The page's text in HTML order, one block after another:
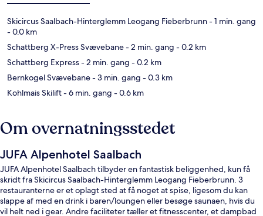
Skicircus Saalbach-Hinterglemm Leogang Fieberbrunn- 1 min. gang
- 0.0 km
Schattberg X-Press Svævebane- 2 min. gang - 0.2 km
Schattberg Express- 2 min. gang - 0.2 km
Bernkogel Svævebane- 3 min. gang - 0.3 km
Kohlmais Skilift- 6 min. gang - 0.6 km
Om overnatningsstedet
JUFA Alpenhotel Saalbach
JUFA Alpenhotel Saalbach tilbyder en fantastisk beliggenhed, kun få
skridt fra Skicircus Saalbach-Hinterglemm Leogang Fieberbrunn. 3
restauranterne er et oplagt sted at få noget at spise, ligesom du kan
slappe af med en drink i baren/loungen eller besøge saunaen, hvis du
vil helt ned i gear. Andre faciliteter tæller et fitnesscenter, et dampbad